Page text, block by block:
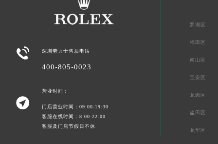
 深圳劳力士售后电话
400-805-0023

营业时间：
门店营业时间：09:00-19:30
客服在线时间：8:00-22:00
客服及门店节假日不休
罗湖区
福田区
南山区
宝安区
龙岗区
盐田区
龙华区